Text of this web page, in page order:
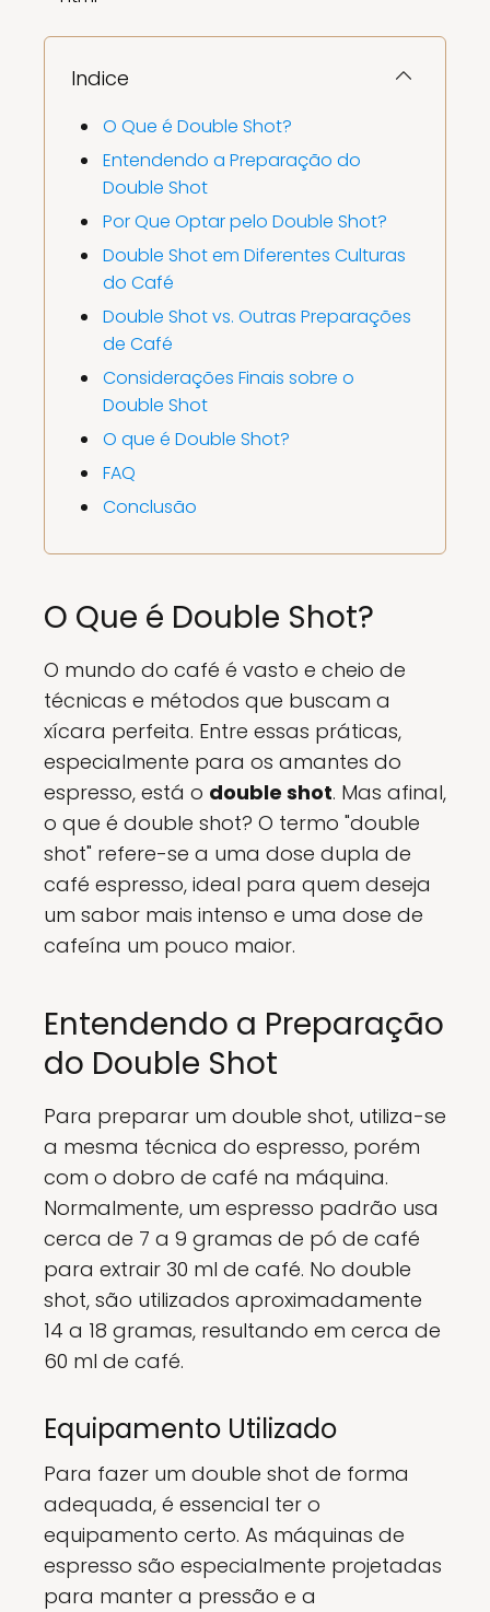
Indice
O Que é Double Shot?
Entendendo a Preparação do
Double Shot
Por Que Optar pelo Double Shot?
Double Shot em Diferentes Culturas
do Café
Double Shot vs. Outras Preparações
de Café
Considerações Finais sobre o
Double Shot
O que é Double Shot?
FAQ
Conclusão
O Que é Double Shot?
O mundo do café é vasto e cheio de
técnicas e métodos que buscam a
xícara perfeita. Entre essas práticas,
especialmente para os amantes do
espresso, está o double shot. Mas afinal,
o que é double shot? O termo "double
shot" refere-se a uma dose dupla de
café espresso, ideal para quem deseja
um sabor mais intenso e uma dose de
cafeína um pouco maior.
Entendendo a Preparação
do Double Shot
Para preparar um double shot, utiliza-se
a mesma técnica do espresso, porém
com o dobro de café na máquina.
Normalmente, um espresso padrão usa
cerca de 7 a 9 gramas de pó de café
para extrair 30 ml de café. No double
shot, são utilizados aproximadamente
14 a 18 gramas, resultando em cerca de
60 ml de café.
Equipamento Utilizado
Para fazer um double shot de forma
adequada, é essencial ter o
equipamento certo. As máquinas de
espresso são especialmente projetadas
para manter a pressão e a